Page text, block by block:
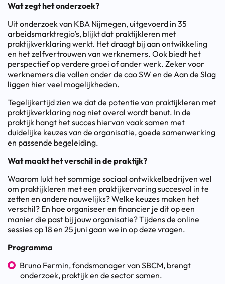
Wat zegt het onderzoek?
Uit onderzoek van KBA Nijmegen, uitgevoerd in 35
arbeidsmarktregio’s, blijkt dat praktijkleren met
praktijkverklaring werkt. Het draagt bij aan ontwikkeling
en het zelfvertrouwen van werknemers. Ook biedt het
perspectief op verdere groei of ander werk. Zeker voor
werknemers die vallen onder de cao SW en de Aan de Slag
liggen hier veel mogelijkheden.
Tegelijkertijd zien we dat de potentie van praktijkleren met
praktijkverklaring nog niet overal wordt benut. In de
praktijk hangt het succes hiervan vaak samen met
duidelijke keuzes van de organisatie, goede samenwerking
en passende begeleiding.
Wat maakt het verschil in de praktijk?
Waarom lukt het sommige sociaal ontwikkelbedrijven wel
om praktijkleren met een praktijkervaring succesvol in te
zetten en andere nauwelijks? Welke keuzes maken het
verschil? En hoe organiseer en financier je dit op een
manier die past bij jouw organisatie? Tijdens de online
sessies op 18 en 25 juni gaan we in op deze vragen.
Programma
Bruno Fermin, fondsmanager van SBCM, brengt
onderzoek, praktijk en de sector samen.